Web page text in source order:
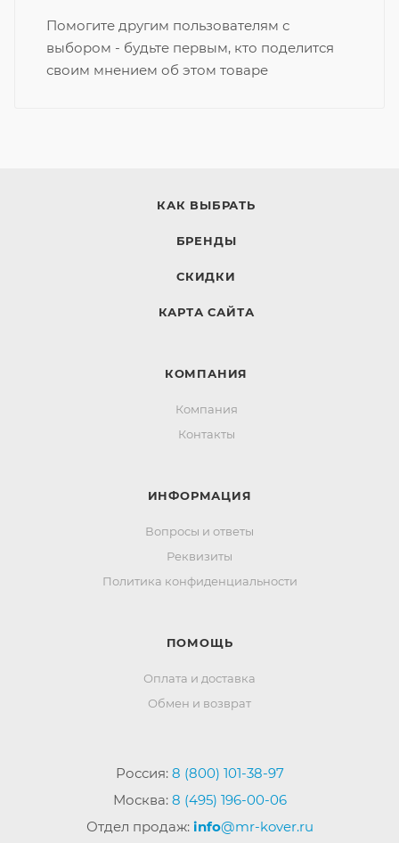
Помогите другим пользователям с
выбором - будьте первым, кто поделится
своим мнением об этом товаре
КАК ВЫБРАТЬ
БРЕНДЫ
СКИДКИ
КАРТА САЙТА
КОМПАНИЯ
Компания
Контакты
ИНФОРМАЦИЯ
Вопросы и ответы
Реквизиты
Политика конфиденциальности
ПОМОЩЬ
Оплата и доставка
Обмен и возврат
Россия: 8 (800) 101-38-97
Москва: 8 (495) 196-00-06
Отдел продаж: info@mr-kover.ru